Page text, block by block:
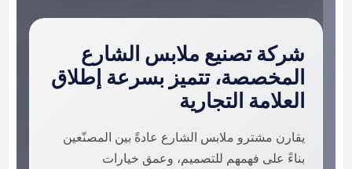
شركة تصنيع ملابس الشارع
المخصصة، تتميز بسرعة إطلاق
العلامة التجارية
يقارن مشترو ملابس الشارع عادةً بين المصنّعين
بناءً على فهمهم للتصميم، وعمق خيارات